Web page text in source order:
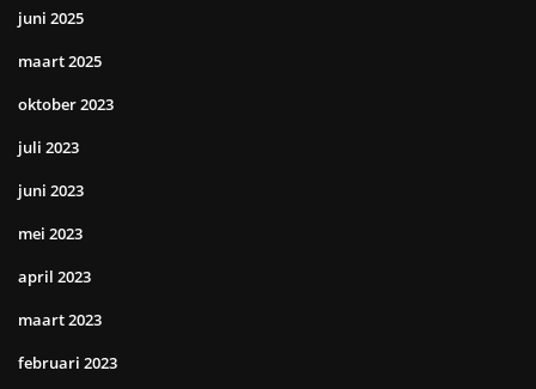
juni 2025
maart 2025
oktober 2023
juli 2023
juni 2023
mei 2023
april 2023
maart 2023
februari 2023